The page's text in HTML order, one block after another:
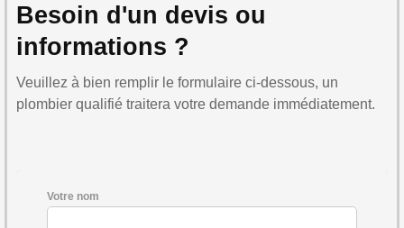
Besoin d'un devis ou
informations ?
Veuillez à bien remplir le formulaire ci-dessous, un
plombier qualifié traitera votre demande immédiatement.
Votre nom